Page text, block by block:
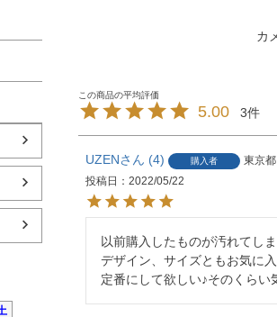
カ
5.00 3
UZEN 4 購入者
東京都
投稿日
2022/05/22
以前購入したものが汚れてし
デザイン、サイズともお気に入
定番にして欲しい♪そのくらい